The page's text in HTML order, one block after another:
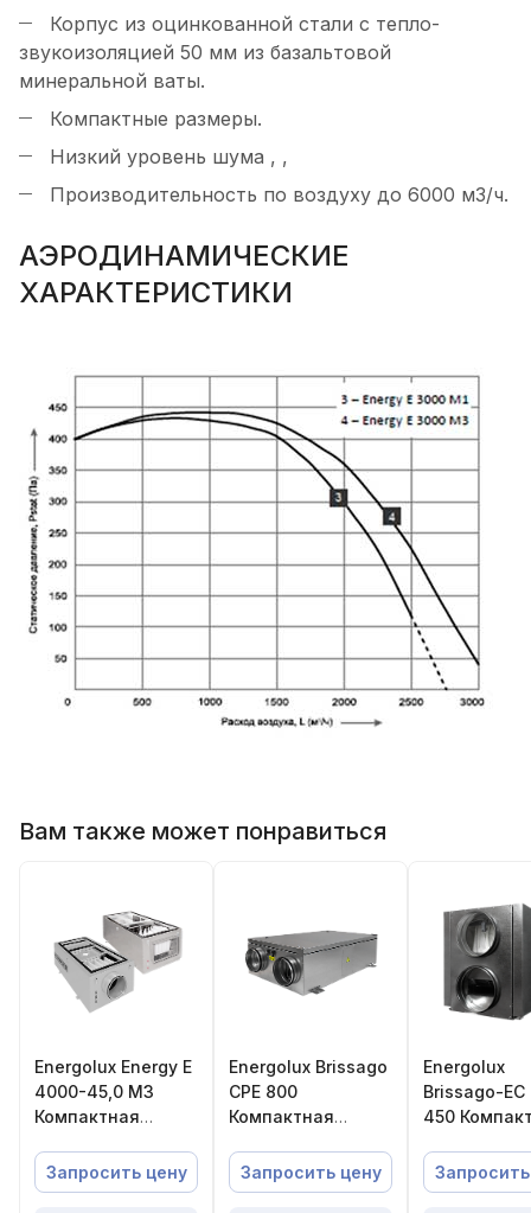
Корпус из оцинкованной стали с тепло-
звукоизоляцией 50 мм из базальтовой
минеральной ваты.
Компактные размеры.
Низкий уровень шума , ,
Производительность по воздуху до 6000 м3/ч.
АЭРОДИНАМИЧЕСКИЕ
ХАРАКТЕРИСТИКИ
Вам также может понравиться
Energolux Energy E
4000-45,0 M3
Компактная
установка
Запросить цену
Energolux Brissago
CPE 800
Компактная
вытяжная
установка с
Запросить цену
Energolux
Brissago-EC
450
вытяжная
установка с